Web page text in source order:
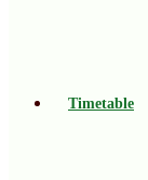
Timetable